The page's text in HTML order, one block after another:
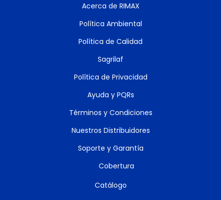
Acerca de RIMAX
Política Ambiental
Política de Calidad
Sagrilaf
Política de Privacidad
Ayuda y PQRs
Términos y Condiciones
Nuestros Distribuidores
Soporte y Garantía
Cobertura
Catálogo